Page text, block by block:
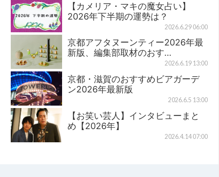
【カメリア・マキの魔女占い】
2026年下半期の運勢は？
2026.6.29 06:00
京都アフタヌーンティー2026年最
新版、編集部取材のおす…
2026.6.19 13:00
京都・滋賀のおすすめビアガーデ
ン2026年最新版
2026.6.5 13:00
【お笑い芸人】インタビューまと
め【2026年】
2026.4.14 07:00